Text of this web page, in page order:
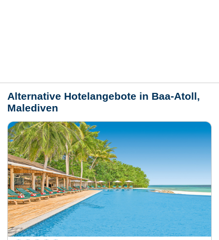
Alternative Hotelangebote in Baa-Atoll,
Malediven